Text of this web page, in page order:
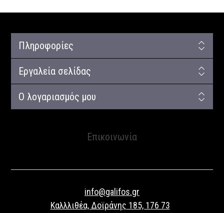
Πληροφορίες
Εργαλεία σελίδας
Ο λογαριασμός μου
Επικοινωνία
info@galifos.gr
Καλλλιθέα, Δοϊράνης 185, 176 73